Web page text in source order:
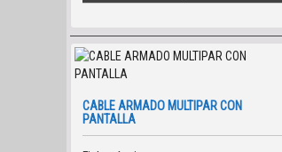
CABLE ARMADO MULTIPAR CON
PANTALLA